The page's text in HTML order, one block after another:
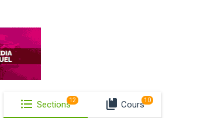
Sections12 Cours10